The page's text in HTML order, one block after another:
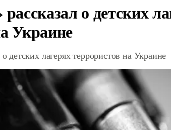
о детских
Украине
детских лагерях террористов на Украине